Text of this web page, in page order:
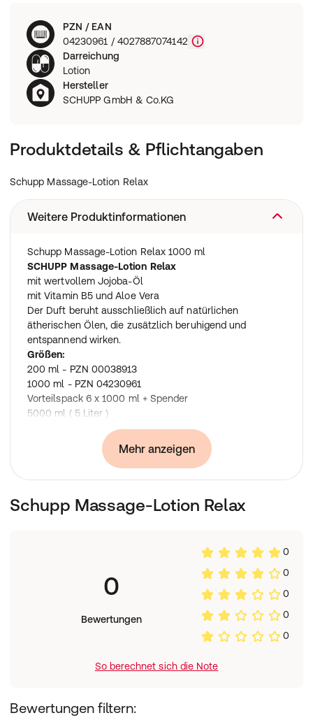
PZN / EAN
04230961 / 4027887074142
Darreichung
Lotion
Hersteller
SCHUPP GmbH & Co.KG
Produktdetails & Pflichtangaben
Schupp Massage-Lotion Relax
Weitere Produktinformationen
Schupp Massage-Lotion Relax 1000 ml
SCHUPP Massage-Lotion Relax
mit wertvollem Jojoba-Öl
mit Vitamin B5 und Aloe Vera
Der Duft beruht ausschließlich auf natürlichen
ätherischen Ölen, die zusätzlich beruhigend und
entspannend wirken.
Größen:
200 ml - PZN 00038913
1000 ml - PZN 04230961
Vorteilspack 6 x 1000 ml + Spender
5000 ml ( 5 Liter )
Aqua, Paraffinum Liquidum, Simmondsia Chinensis Seed
Barbadensis Leaf Juice Powder, Bisabolol, Tocopheryl
Cananga Odorata Flower Oil, Amyris Balsamifera Bark
Benzoate, Benzyl Salicylate, Citronellol, Geraniol.
Mehr anzeigen
Schupp Massage-Lotion Relax
0
Bewertungen
0
0
0
0
0
So berechnet sich die Note
Bewertungen filtern: